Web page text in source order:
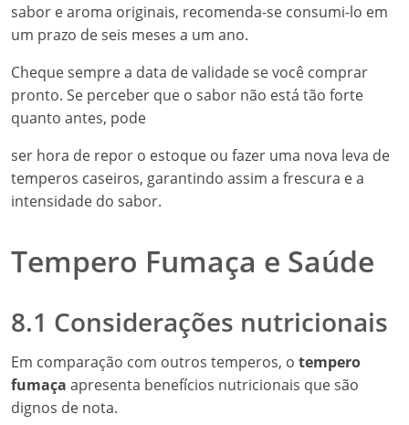
sabor e aroma originais, recomenda-se consumi-lo em
um prazo de seis meses a um ano.
Cheque sempre a data de validade se você comprar
pronto. Se perceber que o sabor não está tão forte
quanto antes, pode
ser hora de repor o estoque ou fazer uma nova leva de
temperos caseiros, garantindo assim a frescura e a
intensidade do sabor.
Tempero Fumaça e Saúde
8.1 Considerações nutricionais
Em comparação com outros temperos, o tempero
fumaça apresenta benefícios nutricionais que são
dignos de nota.